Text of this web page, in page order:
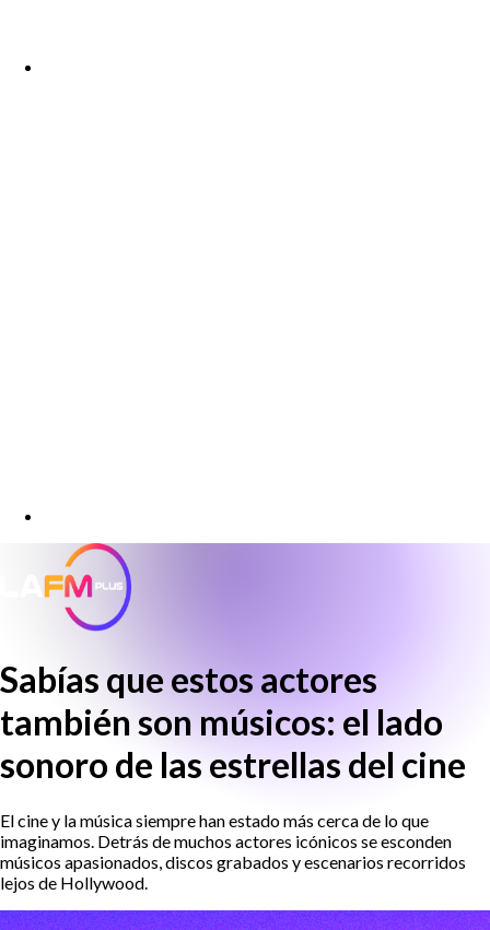
Sabías que estos actores
también son músicos: el lado
sonoro de las estrellas del cine
El cine y la música siempre han estado más cerca de lo que
imaginamos. Detrás de muchos actores icónicos se esconden
músicos apasionados, discos grabados y escenarios recorridos
lejos de Hollywood.